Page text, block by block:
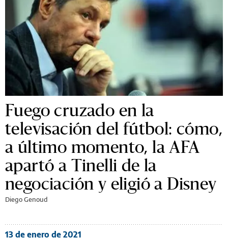
Fuego cruzado en la
televisación del fútbol: cómo,
a último momento, la AFA
apartó a Tinelli de la
negociación y eligió a Disney
Diego Genoud
13 de enero de 2021